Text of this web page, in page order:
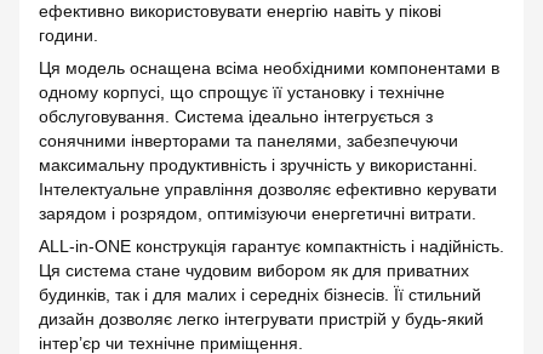
ефективно використовувати енергію навіть у пікові
години.
Ця модель оснащена всіма необхідними компонентами в
одному корпусі, що спрощує її установку і технічне
обслуговування. Система ідеально інтегрується з
сонячними інверторами та панелями, забезпечуючи
максимальну продуктивність і зручність у використанні.
Інтелектуальне управління дозволяє ефективно керувати
зарядом і розрядом, оптимізуючи енергетичні витрати.
ALL-in-ONE конструкція гарантує компактність і надійність.
Ця система стане чудовим вибором як для приватних
будинків, так і для малих і середніх бізнесів. Її стильний
дизайн дозволяє легко інтегрувати пристрій у будь-який
інтер’єр чи технічне приміщення.